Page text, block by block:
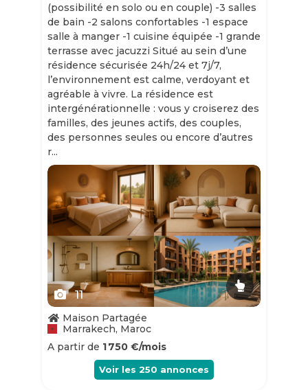
(possibilité en solo ou en couple) -3 salles
de bain -2 salons confortables -1 espace
salle à manger -1 cuisine équipée -1 grande
terrasse avec jacuzzi Situé au sein d’une
résidence sécurisée 24h/24 et 7j/7,
l’environnement est calme, verdoyant et
agréable à vivre. La résidence est
intergénérationnelle : vous y croiserez des
familles, des jeunes actifs, des couples,
des personnes seules ou encore d’autres
r...
Slide 1 of 11
11
Maison Partagée
Marrakech, Maroc
A partir de 1 750 €/mois
Voir les 250 annonces